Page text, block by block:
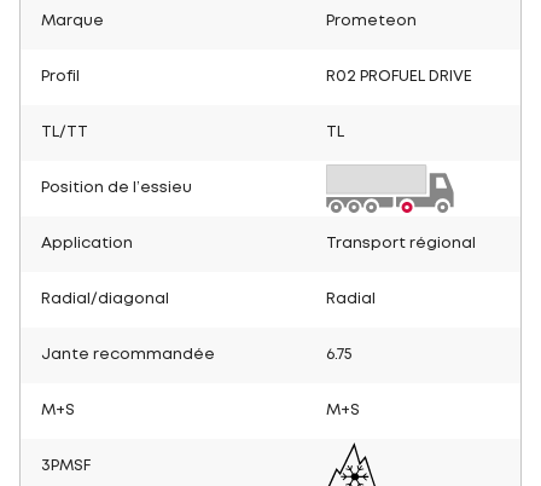
Marque Prometeon
Profil R02 PROFUEL DRIVE
TL/TT
Position de l’essieu
Application Transport régional
Radial/diagonal Radial
Jante recommandée 6.75
M+S M+S
3PMSF